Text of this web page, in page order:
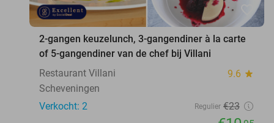
2-gangen keuzelunch, 3-gangendiner à la carte
of 5-gangendiner van de chef bij Villani
Restaurant Villani
9.6 star
Scheveningen
Verkocht: 2
Regulier €23